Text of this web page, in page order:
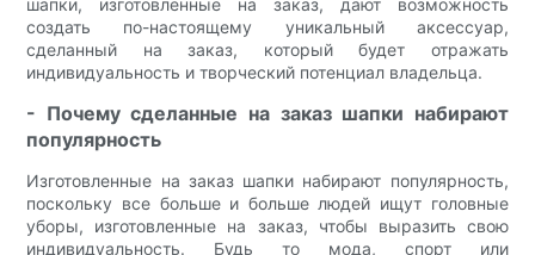
шапки, изготовленные на заказ, дают возможность
создать по-настоящему уникальный аксессуар,
сделанный на заказ, который будет отражать
индивидуальность и творческий потенциал владельца.
- Почему сделанные на заказ шапки набирают
популярность
Изготовленные на заказ шапки набирают популярность,
поскольку все больше и больше людей ищут головные
уборы, изготовленные на заказ, чтобы выразить свою
индивидуальность. Будь то мода, спорт или